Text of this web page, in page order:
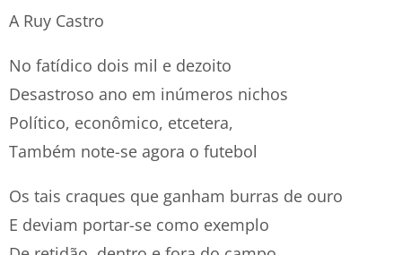
A Ruy Castro
No fatídico dois mil e dezoito
Desastroso ano em inúmeros nichos
Político, econômico, etcetera,
Também note-se agora o futebol
Os tais craques que ganham burras de ouro
E deviam portar-se como exemplo